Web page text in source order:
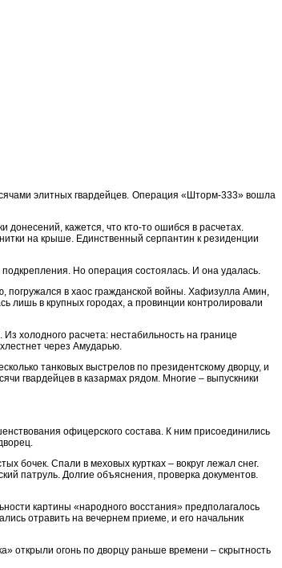
элитных гвардейцев. Операция «Шторм-333» вошла
донесений, кажется, что кто-то ошибся в расчетах.
на крыше. Единственный серпантин к резиденции
Но операция состоялась. И она удалась.
в хаос гражданской войны. Хафизулла Амин,
лишь в крупных городах, а провинции контролировали
холодного расчета: нестабильность на границе
через Амударью.
танковых выстрелов по президентскому дворцу, и
гвардейцев в казармах рядом. Многие – выпускники
офицерского состава. К ним присоединились
бочек. Спали в меховых куртках – вокруг лежал снег.
патруль. Долгие объяснения, проверка документов.
картины «народного восстания» предполагалось
отравить на вечернем приеме, и его начальник
открыли огонь по дворцу раньше времени – скрытность